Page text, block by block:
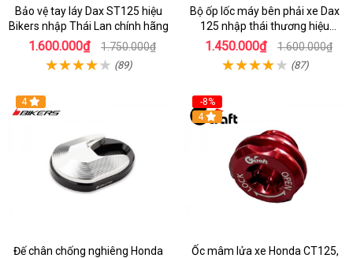
Bảo vệ tay láy Dax ST125 hiệu
Bikers nhập Thái Lan chính hãng
1.600.000₫ 1.750.000₫
(89)
Bộ ốp lốc máy bên phải xe Dax
125 nhập thái thương hiệu
Gcraft
1.450.000₫ 1.600.000₫
(87)
4
Đế chân chống nghiêng Honda
-8%
4
Ốc mâm lửa xe Honda CT125,